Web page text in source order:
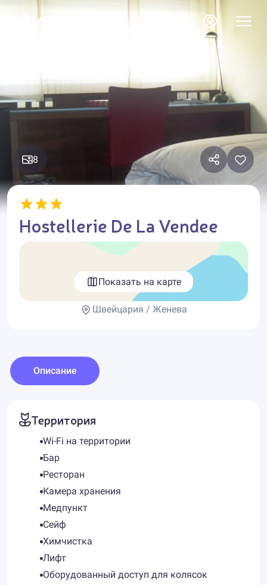
8
Hostellerie De La Vendee
Показать на карте
Швейцария / Женева
Описание
Территория
Wi-Fi на территории
Бар
Ресторан
Камера хранения
Медпункт
Сейф
Химчистка
Лифт
Оборудованный доступ для колясок